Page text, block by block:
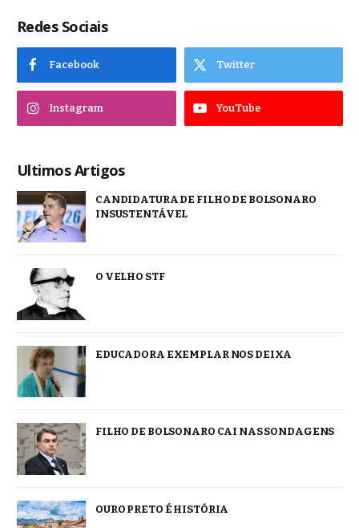
Redes Sociais
Facebook Twitter
Instagram YouTube
Ultimos Artigos
CANDIDATURA DE FILHO DE BOLSONARO
INSUSTENTÁVEL
O VELHO STF
EDUCADORA EXEMPLAR NOS DEIXA
FILHO DE BOLSONARO CAI NAS SONDAGENS
OURO PRETO É HISTÓRIA